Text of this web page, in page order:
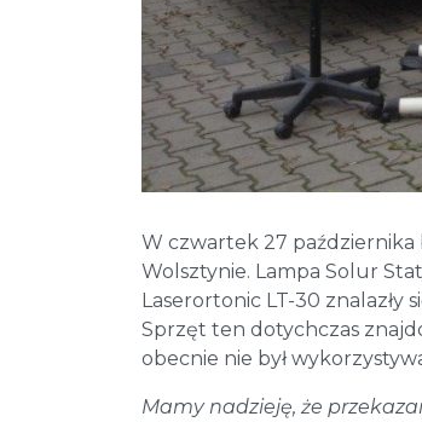
W czwartek 27 października
Wolsztynie. Lampa Solur
Laserortonic LT-30 znalazły
Sprzęt ten dotychczas
obecnie nie był
Mamy nadzieję, że